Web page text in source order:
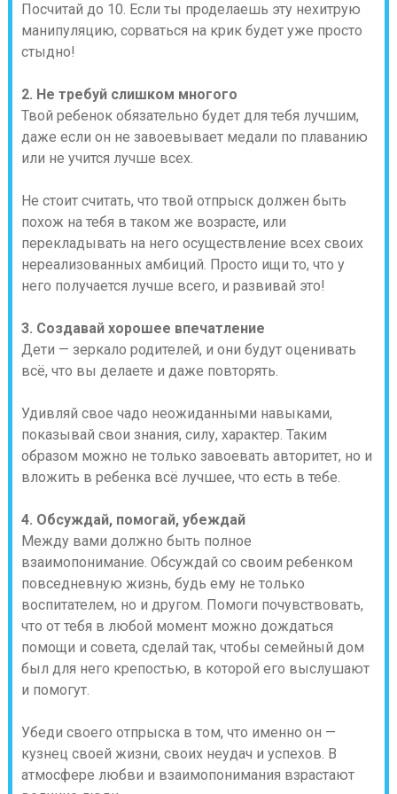
Посчитай до 10. Если ты проделаешь эту нехитрую
манипуляцию, сорваться на крик будет уже просто
стыдно!
2. Не требуй слишком многого
Твой ребенок обязательно будет для тебя лучшим,
даже если он не завоевывает медали по плаванию
или не учится лучше всех.
Не стоит считать, что твой отпрыск должен быть
похож на тебя в таком же возрасте, или
перекладывать на него осуществление всех своих
нереализованных амбиций. Просто ищи то, что у
него получается лучше всего, и развивай это!
3. Создавай хорошее впечатление
Дети — зеркало родителей, и они будут оценивать
всё, что вы делаете и даже повторять.
Удивляй свое чадо неожиданными навыками,
показывай свои знания, силу, характер. Таким
образом можно не только завоевать авторитет, но и
вложить в ребенка всё лучшее, что есть в тебе.
4. Обсуждай, помогай, убеждай
Между вами должно быть полное
взаимопонимание. Обсуждай со своим ребенком
повседневную жизнь, будь ему не только
воспитателем, но и другом. Помоги почувствовать,
что от тебя в любой момент можно дождаться
помощи и совета, сделай так, чтобы семейный дом
был для него крепостью, в которой его выслушают
и помогут.
Убеди своего отпрыска в том, что именно он —
кузнец своей жизни, своих неудач и успехов. В
атмосфере любви и взаимопонимания взрастают